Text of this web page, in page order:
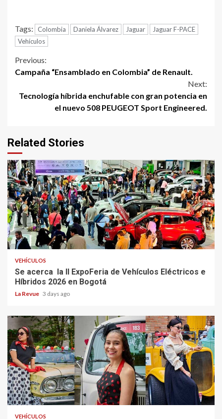
Tags: Colombia Daniela Álvarez Jaguar
Jaguar F-PACE
Vehículos
Continue
Previous:
Campaña “Ensamblado en Colombia” de Renault.
Next:
Tecnología híbrida enchufable con gran potencia en
el nuevo 508 PEUGEOT Sport Engineered.
Related Stories
VEHÍCULOS
Se acerca la II ExpoFeria de Vehículos Eléctricos e
Híbridos 2026 en Bogotá
La Revue 3 days ago
VEHÍCULOS